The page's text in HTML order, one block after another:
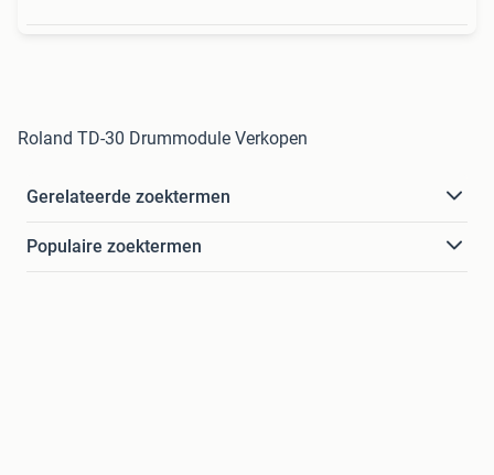
Roland TD-30 Drummodule Verkopen
Gerelateerde zoektermen
Populaire zoektermen